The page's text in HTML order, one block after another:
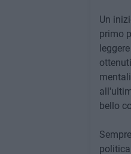
Un
primo
bello